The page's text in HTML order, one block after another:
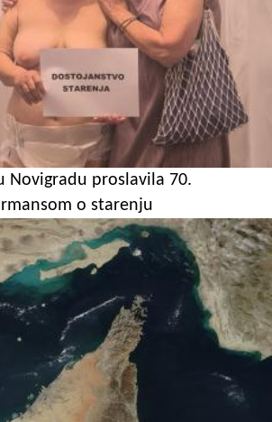
Novigradu proslavila 70.
o starenju